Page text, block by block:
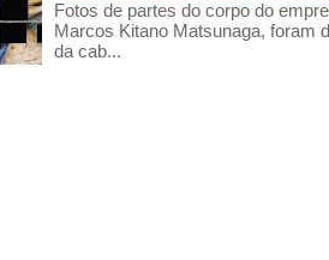
Fotos de partes do corpo do
Marcos Kitano Matsunaga, foram
da cab...